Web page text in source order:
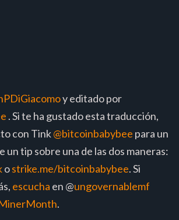
y editado por
. Si te ha gustado esta traducción,
con Tink@bitcoinbabybee para un
un tip sobre una de las dos maneras:
ostrike.me/bitcoinbabybee. Si
escucha en @ungovernablemf
.